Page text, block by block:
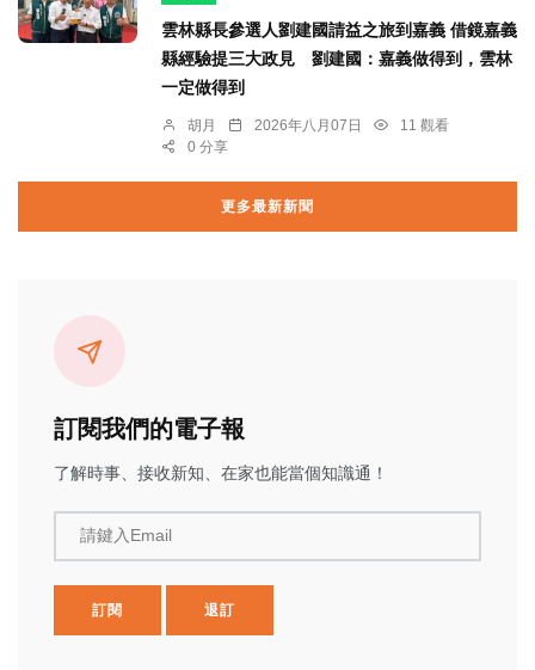
雲林縣長參選人劉建國請益之旅到嘉義 借鏡嘉義
縣經驗提三大政見 劉建國：嘉義做得到，雲林
一定做得到
胡月 2026年八月07日
11 觀看
0 分享
更多最新新聞
訂閱我們的電子報
了解時事、接收新知、在家也能當個知識通！
請鍵入Email
訂閱 退訂